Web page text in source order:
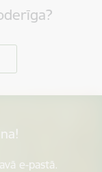
e-pastā.